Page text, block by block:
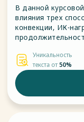
В данной
влияния трех
конвекции, ИК-нагрева и СВЧ-
Уникальность
текста от 50%